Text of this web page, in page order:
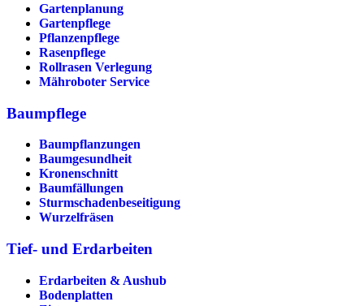
Gartenplanung
Gartenpflege
Pflanzenpflege
Rasenpflege
Rollrasen Verlegung
Mähroboter Service
Baumpflege
Baumpflanzungen
Baumgesundheit
Kronenschnitt
Baumfällungen
Sturmschadenbeseitigung
Wurzelfräsen
Tief- und Erdarbeiten
Erdarbeiten & Aushub
Bodenplatten